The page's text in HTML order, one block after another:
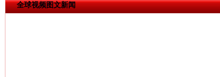
全球视频图文新闻